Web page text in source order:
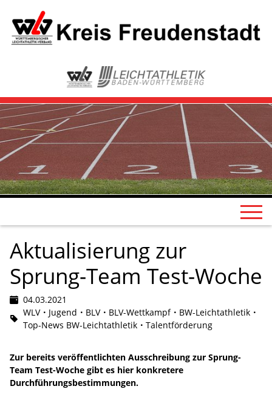
Aktualisierung zur
Sprung-Team Test-Woche
04.03.2021
WLV
Jugend BLV BLV-Wettkampf
BW-Leichtathletik
Top-News BW-Leichtathletik
Talentförderung
Zur bereits veröffentlichten Ausschreibung zur Sprung-
Team Test-Woche gibt es hier konkretere
Durchführungsbestimmungen.